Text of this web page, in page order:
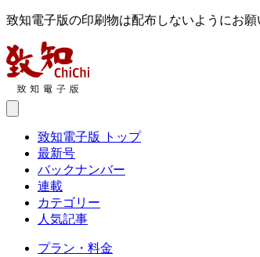
致知電子版の印刷物は配布しないようにお
致知電子版 トップ
最新号
バックナンバー
連載
カテゴリー
人気記事
プラン・料金